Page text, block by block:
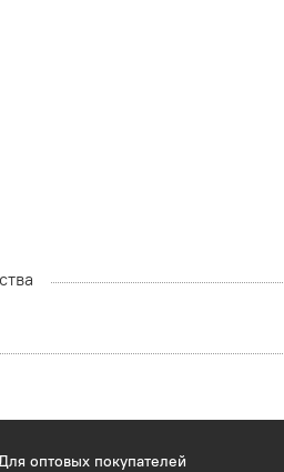
оптовых покупателей